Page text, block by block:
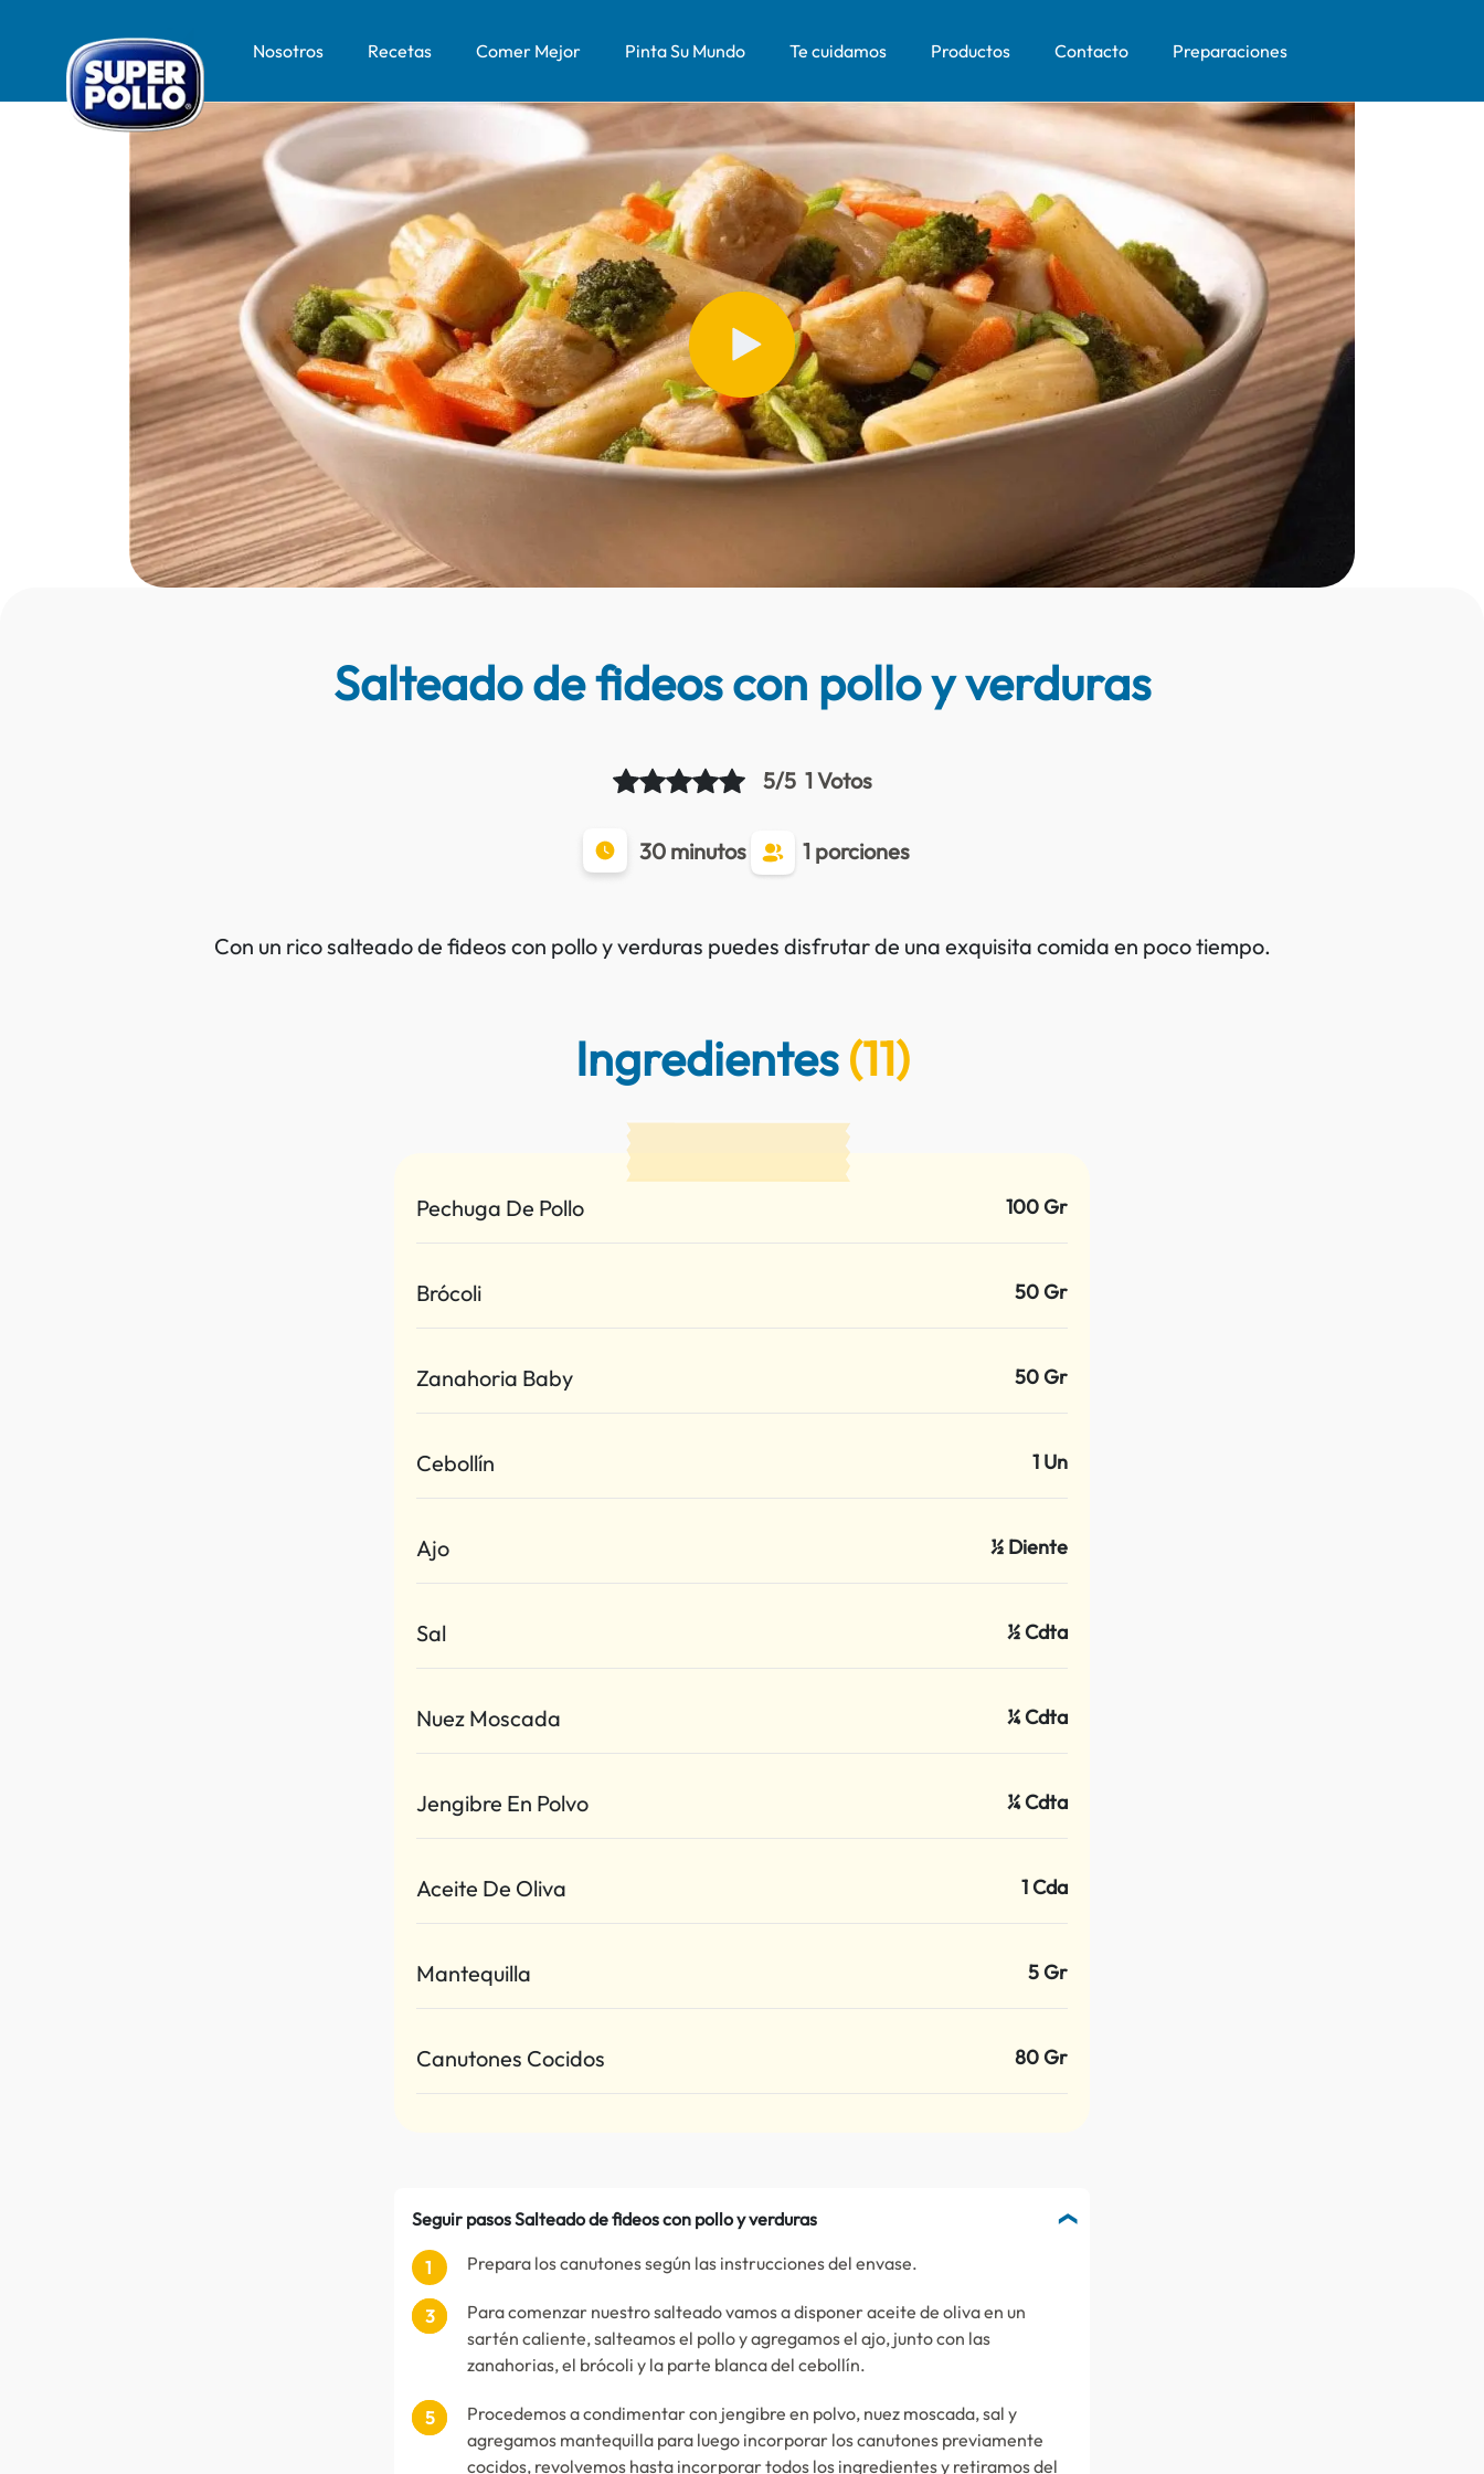
Nosotros Recetas Comer Mejor Pinta Su Mundo Te cuidamos Productos Contacto Preparaciones
Salteado de fideos con pollo y verduras
5/5 1 Votos
30 minutos 1 porciones
Con un rico salteado de fideos con pollo y verduras puedes disfrutar de una exquisita comida en poco tiempo.
Ingredientes(11)
Pechuga De Pollo 100 Gr
Brócoli 50 Gr
Zanahoria Baby 50 Gr
Cebollín 1 Un
Ajo ½ Diente
Sal ½ Cdta
Nuez Moscada ¼ Cdta
Jengibre En Polvo ¼ Cdta
Aceite De Oliva 1 Cda
Mantequilla 5 Gr
Canutones Cocidos 80 Gr
Seguir pasos Salteado de fideos con pollo y verduras
Prepara los canutones según las instrucciones del envase.
Para comenzar nuestro salteado vamos a disponer aceite de oliva en un
sartén caliente, salteamos el pollo y agregamos el ajo, junto con las
zanahorias, el brócoli y la parte blanca del cebollín.
Procedemos a condimentar con jengibre en polvo, nuez moscada, sal y
agregamos mantequilla para luego incorporar los canutones previamente
cocidos, revolvemos hasta incorporar todos los ingredientes y retiramos del